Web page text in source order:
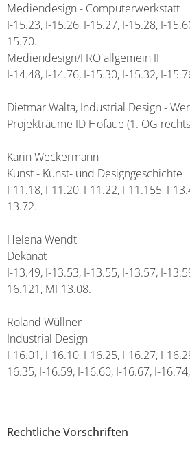
Mediendesign - Computerwerkstatt
I-15.23, I-15.26, I-15.27, I-15.28, I-
15.70.
Mediendesign/FRO allgemein II
I-14.48, I-14.76, I-15.30, I-15.32, I-
Dietmar Walta, Industrial Design -
Projekträume ID Hofaue (1. OG
Karin Weckermann
Kunst - Kunst- und Designgeschichte
I-11.18, I-11.20, I-11.22, I-11.155, I-
13.72.
Helena Wendt
Dekanat
I-13.49, I-13.53, I-13.55, I-13.57, I-
16.121, MI-13.08.
Roland Wüllner
Industrial Design
I-16.01, I-16.10, I-16.25, I-16.27, I-
16.35, I-16.59, I-16.60, I-16.67, I-
Rechtliche Vorschriften